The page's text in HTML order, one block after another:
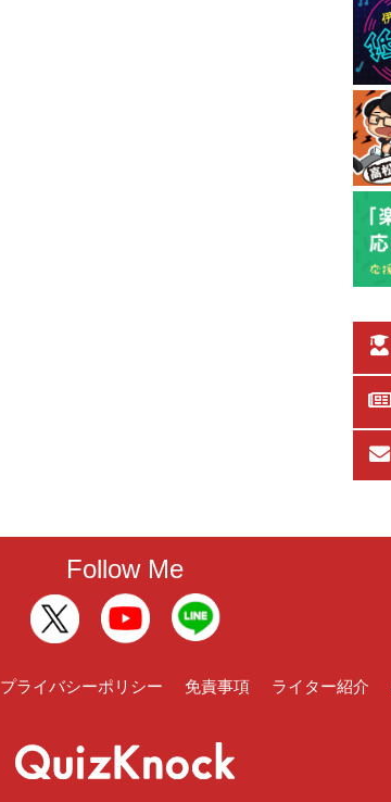
Follow Me
プライバシーポリシー 免責事項 ライター紹介